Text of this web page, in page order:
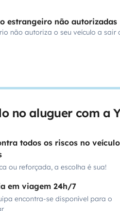
estrangeiro não autorizadas
não autoriza o seu veículo a sair
no aluguer com a
todos os riscos no
ou reforçada, a escolha é sua!
em viagem 24h/7
encontra-se disponível para o